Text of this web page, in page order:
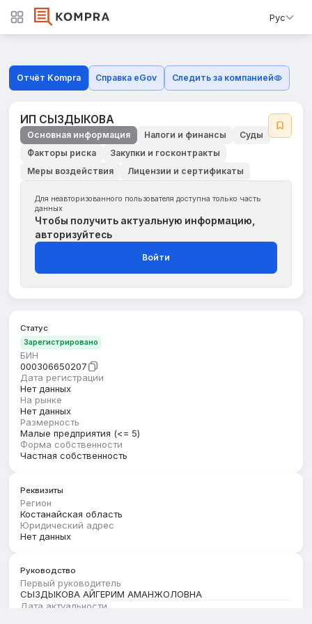
Рус
Отчёт Kompra Справка eGov Следить за компанией
ИП СЫЗДЫКОВА
Основная информация Налоги и финансы
Суды
Факторы риска
Закупки и госконтракты
Меры воздействия
Лицензии и сертификаты
Для неавторизованного пользователя доступна только часть
данных
Чтобы получить актуальную информацию,
авторизуйтесь
Войти
Статус
Зарегистрировано
БИН
000306650207
Дата регистрации
Нет данных
На рынке
Нет данных
Размерность
Малые предприятия (<= 5)
Форма собственности
Частная собственность
Реквизиты
Регион
Костанайская область
Юридический адрес
Нет данных
Руководство
Первый руководитель
СЫЗДЫКОВА АЙГЕРИМ АМАНЖОЛОВНА
Дата актуальности